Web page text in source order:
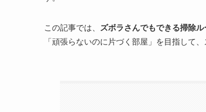
この記事では、 ズボラさんでもできる掃除
「頑張らないのに片づく部屋」を目指して